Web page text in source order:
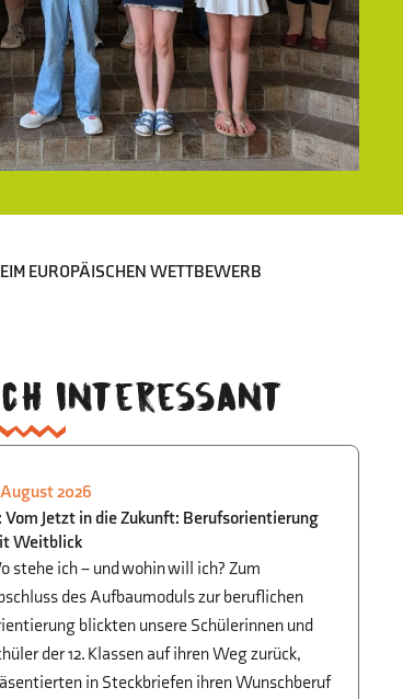
EUROPÄISCHEN WETTBEWERB
interessant
STUDIEN- UND
BERUFSORIENTIERUNG
2026
Vom Jetzt in die Zukunft: Berufsorientierung
Weitblick
stehe ich – und wohin will ich? Zum
des Aufbaumoduls zur beruflichen
blickten unsere Schülerinnen und
der 12. Klassen auf ihren Weg zurück,
in Steckbriefen ihren Wunschberuf